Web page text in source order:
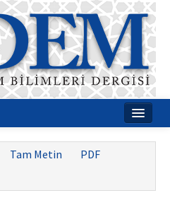
Tam Metin
PDF